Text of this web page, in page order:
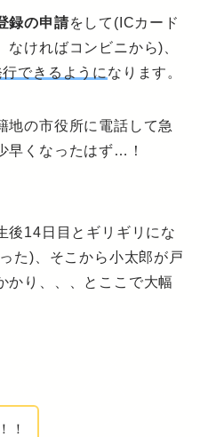
録の申請をして(ICカード
なければコンビニから)、
できるように なります。
地の市役所に電話して急
早くなったはず…！
後14日目とギリギリにな
た)、そこから小太郎が戸
かり、、、とここで大幅
！